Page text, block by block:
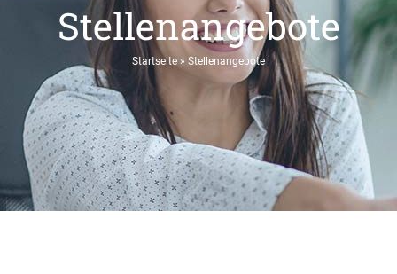
Stellenangebote
Startseite » Stellenangebote